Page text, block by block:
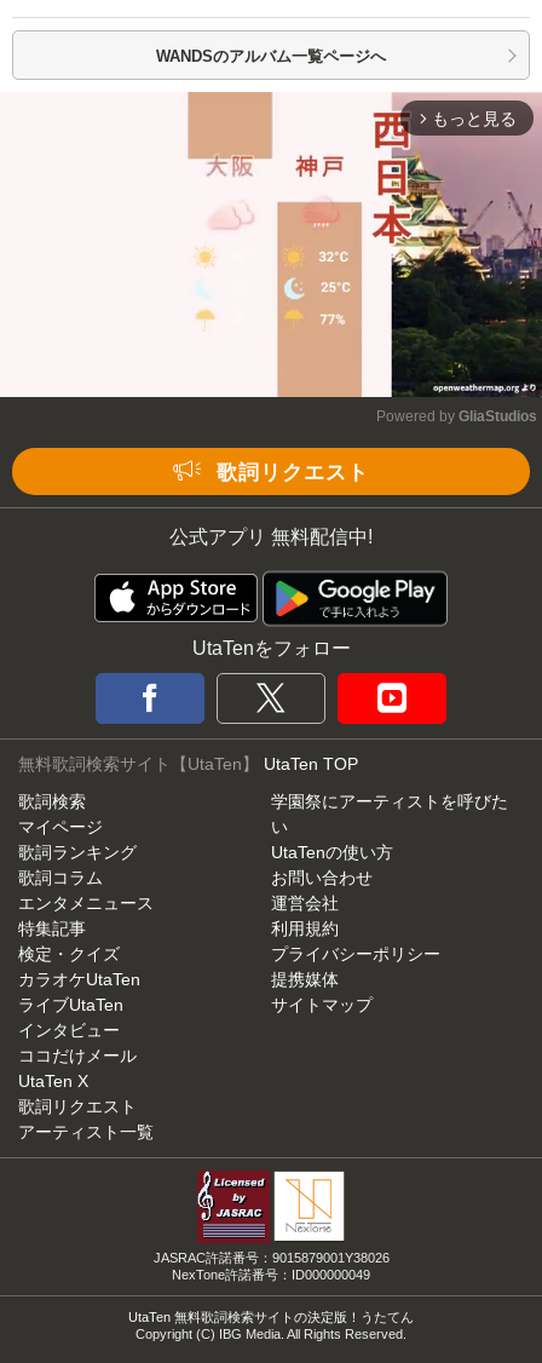
WANDSのアルバム一覧ページへ
arrow_forward_ios もっと見る
Powered by GliaStudios
歌詞リクエスト
公式アプリ 無料配信中!
UtaTenをフォロー
無料歌詞検索サイト【UtaTen】 UtaTen TOP
歌詞検索
マイページ
歌詞ランキング
歌詞コラム
エンタメニュース
特集記事
検定・クイズ
カラオケUtaTen
ライブUtaTen
インタビュー
ココだけメール
UtaTen X
歌詞リクエスト
アーティスト一覧
学園祭にアーティストを呼びた
い
UtaTenの使い方
お問い合わせ
運営会社
利用規約
プライバシーポリシー
提携媒体
サイトマップ
JASRAC許諾番号：9015879001Y38026
NexTone許諾番号：ID000000049
UtaTen 無料歌詞検索サイトの決定版！うたてん
Copyright (C) IBG Media. All Rights Reserved.